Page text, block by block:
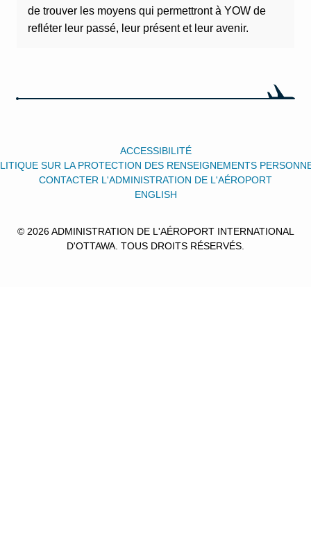
de trouver les moyens qui permettront à YOW de
refléter leur passé, leur présent et leur avenir.
ACCESSIBILITÉ
SUR LA PROTECTION DES RENSEIGNEMENTS
CONTACTER L'ADMINISTRATION DE L'AÉROPORT
ENGLISH
© 2026 ADMINISTRATION DE L'AÉROPORT INTERNATIONAL
D'OTTAWA. TOUS DROITS RÉSERVÉS.